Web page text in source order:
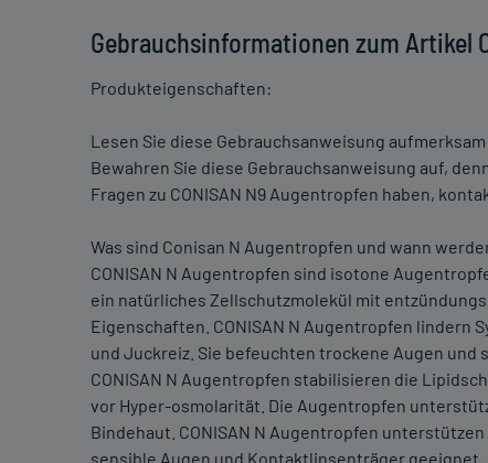
Gebrauchsinformationen zum Artikel
Produkteigenschaften:
Lesen Sie diese Gebrauchsanweisung
Bewahren Sie diese Gebrauchsanweisung auf,
Fragen zu CONISAN N9 Augentropfen haben,
Was sind Conisan N Augentropfen und wann
CONISAN N Augentropfen sind isotone
ein natürliches Zellschutzmolekül mit
Eigenschaften. CONISAN N Augentropfen lindern
und Juckreiz. Sie befeuchten trockene Augen
CONISAN N Augentropfen stabilisieren die
vor Hyper-osmolarität. Die Augentropfen
Bindehaut. CONISAN N Augentropfen
sensible Augen und Kontaktlinsenträger